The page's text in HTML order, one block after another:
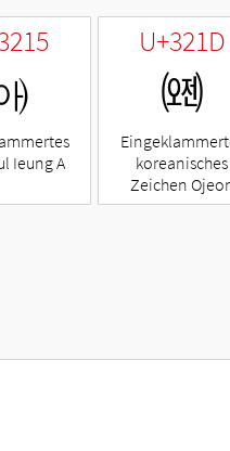
Ieung A
U+321D
㈝
koreanisches
Zeichen